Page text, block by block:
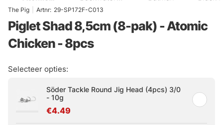
Chicken
Shad
The Pig Artnr: 29-SP172F-C013
Piglet Shad 8,5cm (8-pak) - Atomic
Chicken - 8pcs
Selecteer opties:
Söder Tackle Round Jig Head (4pcs) 3/0
- 10g
€4.49